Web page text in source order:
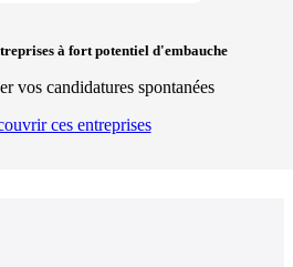
à fort potentiel d'embauche
vos candidatures spontanées
ces entreprises